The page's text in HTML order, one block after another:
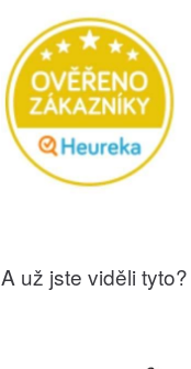
A už jste viděli tyto?